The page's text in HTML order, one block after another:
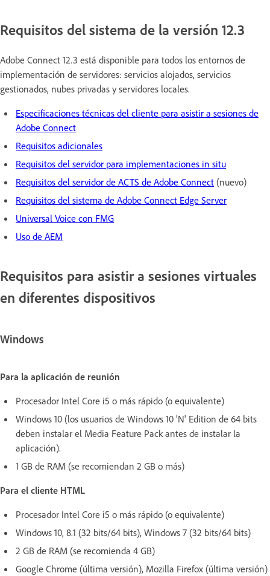
Requisitos del sistema de la versión 12.3
Adobe Connect 12.3 está disponible para todos los entornos de
implementación de servidores: servicios alojados, servicios
gestionados, nubes privadas y servidores locales.
Especificaciones técnicas del cliente para asistir a sesiones de
Adobe Connect
Requisitos adicionales
Requisitos del servidor para implementaciones in situ
Requisitos del servidor de ACTS de Adobe Connect (nuevo)
Requisitos del sistema de Adobe Connect Edge Server
Universal Voice con FMG
Uso de AEM
Requisitos para asistir a sesiones virtuales
en diferentes dispositivos
Windows
Para la aplicación de reunión
Procesador Intel Core i5 o más rápido (o equivalente)
Windows 10 (los usuarios de Windows 10 'N' Edition de 64 bits
deben instalar el Media Feature Pack antes de instalar la
aplicación).
1 GB de RAM (se recomiendan 2 GB o más)
Para el cliente HTML
Procesador Intel Core i5 o más rápido (o equivalente)
Windows 10, 8.1 (32 bits/64 bits), Windows 7 (32 bits/64 bits)
2 GB de RAM (se recomienda 4 GB)
Google Chrome (última versión), Mozilla Firefox (última versión)